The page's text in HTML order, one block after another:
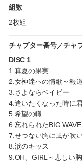
組数
2枚組
チャプター番号／チャ
DISC 1
1.真夏の果実
2.女神達への情歌～報
3.さよならベイビー
4.逢いたくなった時に
5.希望の轍
6.忘れられたBIG WAVE
7.せつない胸に風が吹
8.涙のキッス
9.OH、GIRL～悲しい